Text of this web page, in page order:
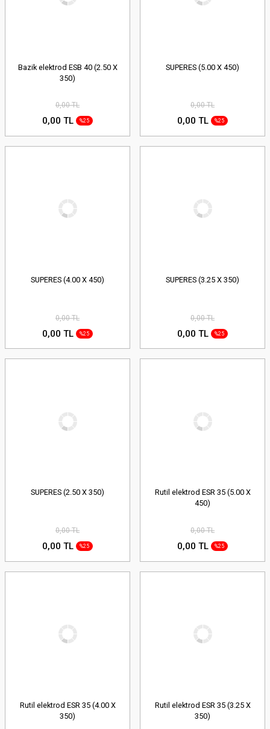
Bazik elektrod ESB 40 (2.50 X
350)
0,00 TL
0,00 TL %25
SUPERES (5.00 X 450)
0,00 TL
0,00 TL %25
SUPERES (4.00 X 450)
0,00 TL
0,00 TL %25
SUPERES (3.25 X 350)
0,00 TL
0,00 TL %25
SUPERES (2.50 X 350)
0,00 TL
0,00 TL %25
Rutil elektrod ESR 35 (5.00 X
450)
0,00 TL
0,00 TL %25
Rutil elektrod ESR 35 (4.00 X
350)
Rutil elektrod ESR 35 (3.25 X
350)